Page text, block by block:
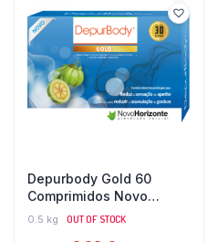
Depurbody Gold 60
Comprimidos Novo
Horizonte
0.5 kg OUT OF STOCK